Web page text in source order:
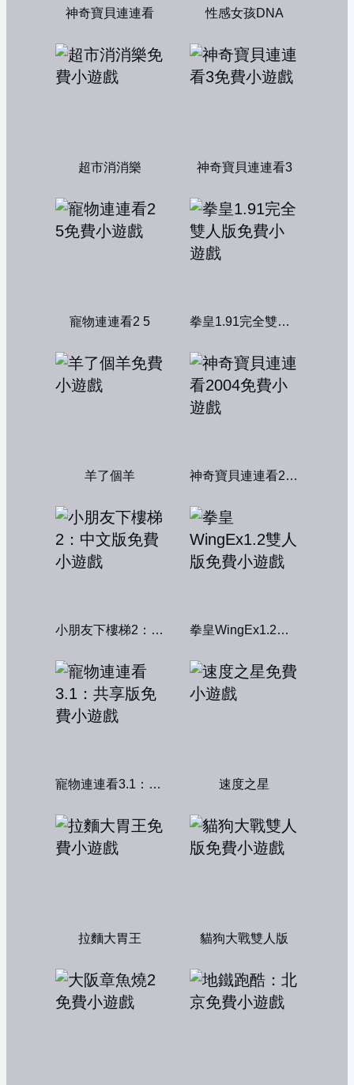
神奇寶貝連連看 性感女孩DNA
超市消消樂 神奇寶貝連連看3
寵物連連看2 5 拳皇1.91完全雙人版
羊了個羊 神奇寶貝連連看2004
小朋友下樓梯2：中文版 拳皇WingEx1.2雙人版
寵物連連看3.1：共享版 速度之星
拉麵大胃王 貓狗大戰雙人版